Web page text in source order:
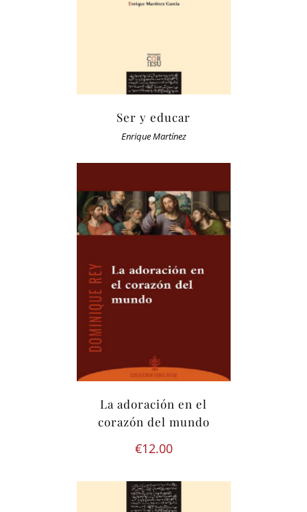
Ser y educar
Enrique Martínez
La adoración en el
corazón del mundo
€12.00